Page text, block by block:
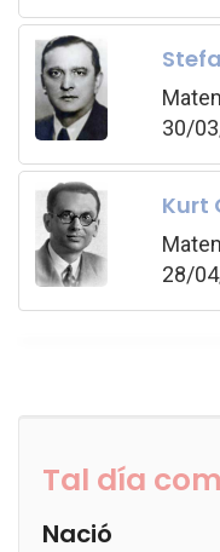
30/
Kurt
28/
Tal día
Nació